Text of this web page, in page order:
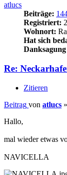
atlucs
Beiträge:
Registriert:
Wohnort:
Hat sich
Re:
Zitieren
Beitrag von atlucs »
Hallo,
mal wieder etwas
NAVICELLA